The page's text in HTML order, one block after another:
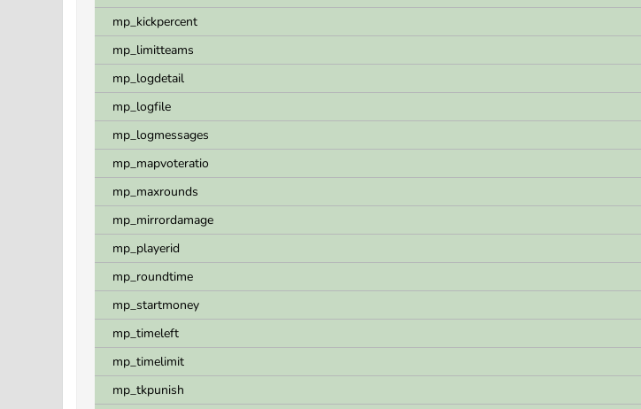
mp_kickpercent
mp_limitteams
mp_logdetail
mp_logfile
mp_logmessages
mp_mapvoteratio
mp_maxrounds
mp_mirrordamage
mp_playerid
mp_roundtime
mp_startmoney
mp_timeleft
mp_timelimit
mp_tkpunish